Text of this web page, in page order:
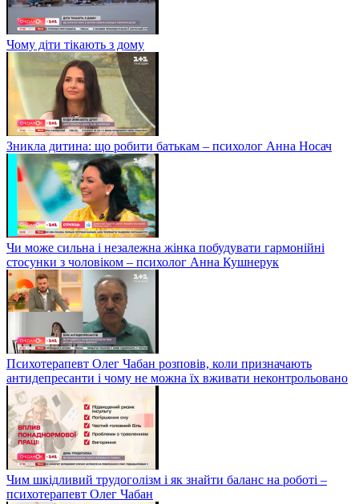
Чому діти тікають з дому
Зникла дитина: що робити батькам – психолог Анна Носач
Чи може сильна і незалежна жінка побудувати гармонійні
стосунки з чоловіком – психолог Анна Кушнерук
Психотерапевт Олег Чабан розповів, коли призначають
антидепресанти і чому не можна їх вживати неконтрольовано
Чим шкідливий трудоголізм і як знайти баланс на роботі –
психотерапевт Олег Чабан